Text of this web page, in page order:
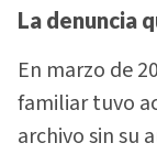
La denuncia
En marzo de
familiar tuvo
archivo sin su